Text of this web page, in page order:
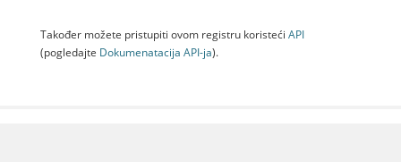
Također možete pristupiti ovom registru koristeći API
(pogledajte Dokumenаtаcijа API-jа).